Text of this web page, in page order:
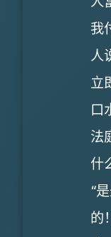
我
人
立
口
法
什
“
的